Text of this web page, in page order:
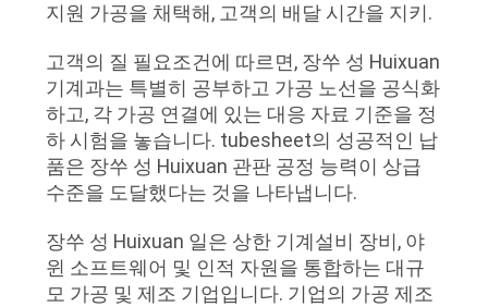
PRIVACY
POLICY
지원 가공을 채택해, 고객의 배달 시간을 지키.
고객의 질 필요조건에 따르면, 장쑤 성 Huixuan
기계과는 특별히 공부하고 가공 노선을 공식화
하고, 각 가공 연결에 있는 대응 자료 기준을 정
하 시험을 놓습니다. tubesheet의 성공적인 납
품은 장쑤 성 Huixuan 관판 공정 능력이 상급
수준을 도달했다는 것을 나타냅니다.
장쑤 성 Huixuan 일은 상한 기계설비 장비, 야
윈 소프트웨어 및 인적 자원을 통합하는 대규
모 가공 및 제조 기업입니다. 기업의 가공 제조